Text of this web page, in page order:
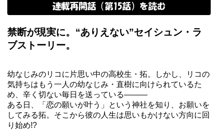
禁断が現実に。“ありえない”セイシュン・ラ
ブストーリー。
幼なじみのリコに片思い中の高校生・拓。しかし、リコの
気持ちはもう一人の幼なじみ・直樹に向けられているた
め、辛く切ない毎日を送っている―――
ある日、「恋の願いが叶う」という神社を知り、お願いを
してみる拓。そこから彼の人生は思いもかけない方向に回
り始め!?